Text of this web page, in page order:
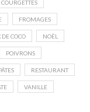
COURGETTES
FROMAGES
DE COCO NOËL
POIVRONS
RESTAURANT
VANILLE